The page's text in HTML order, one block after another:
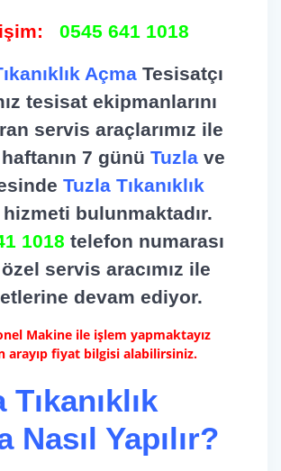
0545 641 1018
Açma Tesisatçı
tesisat ekipmanlarını
servis araçlarımız ile
7 günü Tuzla ve
Tuzla Tıkanıklık
hizmeti bulunmaktadır.
1018 telefon numarası
servis aracımız ile
devam ediyor.
Makine ile işlem yapmaktayız
arayıp fiyat bilgisi alabilirsiniz.
Tıkanıklık
Nasıl Yapılır?